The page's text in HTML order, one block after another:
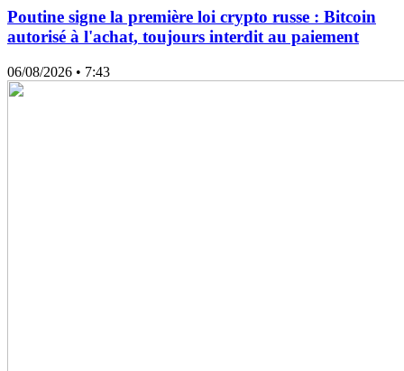
Poutine signe la première loi crypto russe : Bitcoin
autorisé à l'achat, toujours interdit au paiement
06/08/2026 • 7:43